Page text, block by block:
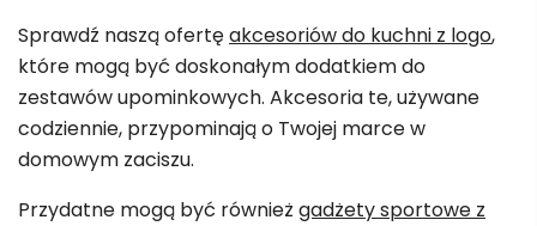
Sprawdź naszą ofertęakcesoriów do kuchni z logo,
które mogą być doskonałym dodatkiem do
zestawów upominkowych. Akcesoria te, używane
codziennie, przypominają o Twojej marce w
domowym zaciszu.
Przydatne mogą być również gadżety sportowe z